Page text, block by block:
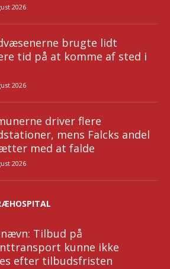
2026
brugte lidt
tid på at komme af sted i
2026
driver flere
mens Falcks andel
med at falde
2026
Tilbud på
kunne ikke
efter tilbudsfristen